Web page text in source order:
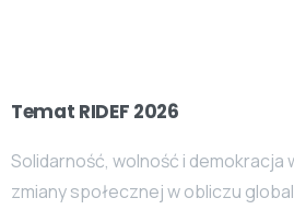
Temat RIDEF 2026
Solidarność, wolność i demokracja
zmiany społecznej w obliczu